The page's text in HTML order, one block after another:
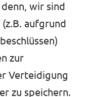
wir sind
aufgrund
zur
Verteidigung
zu speichern.